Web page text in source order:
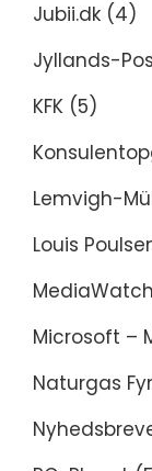
Jubii.dk (4)
Jyllands-
KFK (5)
Lemvigh-
Louis
MediaWatch
Microsoft –
Naturgas